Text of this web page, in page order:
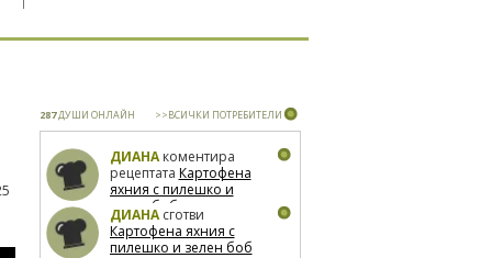
287ДУШИ ОНЛАЙН >>ВСИЧКИ ПОТРЕБИТЕЛИ
ДИАНАкоментира
рецептата Картофена
яхния с пилешко и
зелен боб
ДИАНАсготви
Картофена яхния с
пилешко и зелен боб